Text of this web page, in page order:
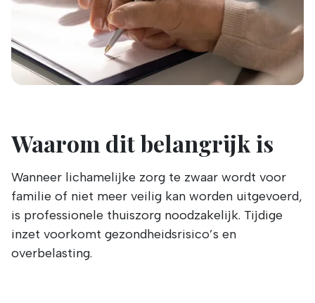
Waarom dit belangrijk is
Wanneer lichamelijke zorg te zwaar wordt voor
familie of niet meer veilig kan worden uitgevoerd,
is professionele thuiszorg noodzakelijk. Tijdige
inzet voorkomt gezondheidsrisico’s en
overbelasting.